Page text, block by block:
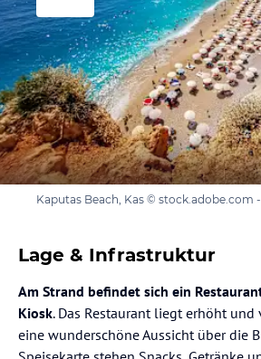
Kaputas Beach, Kas © stock.adobe.com -
Lage & Infrastruktur
Am Strand befindet sich ein
Kiosk. Das Restaurant liegt erhöht
eine wunderschöne Aussicht über die